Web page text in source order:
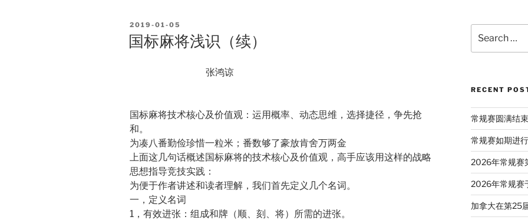
POSTED
ON
2019-01-05
国标麻将浅识（续）
张鸿谅
国标麻将技术核心及价值观：运用概率、动态思维，选择捷径，争先抢
和。
为凑八番勤俭珍惜一粒米；番数够了豪放肯舍万两金
上面这几句话概述国标麻将的技术核心及价值观，高手应该用这样的战略
思想指导竞技实践：
为便于作者讲述和读者理解，我们首先定义几个名词。
一，定义名词
1，有效进张：组成和牌（顺、刻、将）所需的进张。
for:
RECENT
常规赛圆满结
常规赛如期进行
2026年常规赛
2026年常规赛
加拿大在第25